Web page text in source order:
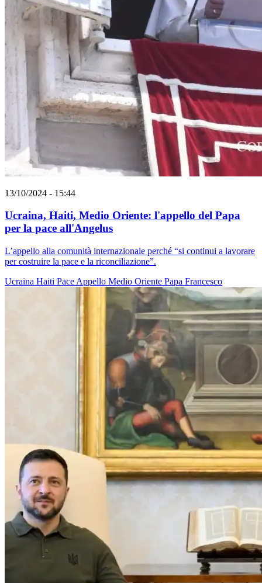
13/10/2024 - 15:44
Ucraina, Haiti, Medio Oriente: l'appello del Papa
per la pace all'Angelus
L’appello alla comunità internazionale perché “si continui a lavorare
per costruire la pace e la riconciliazione”.
Ucraina Haiti Pace Appello Medio Oriente Papa Francesco